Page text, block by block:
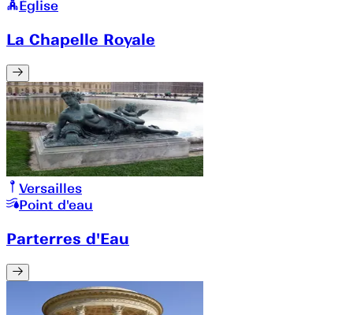
Église
La Chapelle Royale
Versailles
Point d'eau
Parterres d'Eau